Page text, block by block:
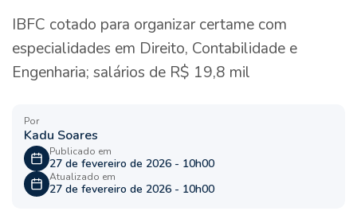
IBFC cotado para organizar certame com
especialidades em Direito, Contabilidade e
Engenharia; salários de R$ 19,8 mil
Por
Kadu Soares
Publicado em
27 de fevereiro de 2026 - 10h00
Atualizado em
27 de fevereiro de 2026 - 10h00